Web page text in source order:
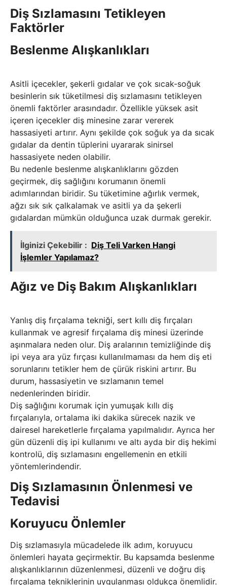
Diş Sızlamasını Tetikleyen
Faktörler
Beslenme Alışkanlıkları
Asitli içecekler, şekerli gıdalar ve çok sıcak-soğuk
besinlerin sık tüketilmesi diş sızlamasını tetikleyen
önemli faktörler arasındadır. Özellikle yüksek asit
içeren içecekler diş minesine zarar vererek
hassasiyeti artırır. Aynı şekilde çok soğuk ya da sıcak
gıdalar da dentin tüplerini uyararak sinirsel
hassasiyete neden olabilir.
Bu nedenle beslenme alışkanlıklarını gözden
geçirmek, diş sağlığını korumanın önemli
adımlarından biridir. Su tüketimine ağırlık vermek,
ağzı sık sık çalkalamak ve asitli ya da şekerli
gıdalardan mümkün olduğunca uzak durmak gerekir.
İlginizi Çekebilir : Diş Teli Varken Hangi
İşlemler Yapılamaz?
Ağız ve Diş Bakım Alışkanlıkları
Yanlış diş fırçalama tekniği, sert kıllı diş fırçaları
kullanmak ve agresif fırçalama diş minesi üzerinde
aşınmalara neden olur. Diş aralarının temizliğinde diş
ipi veya ara yüz fırçası kullanılmaması da hem diş eti
sorunlarını tetikler hem de çürük riskini artırır. Bu
durum, hassasiyetin ve sızlamanın temel
nedenlerinden biridir.
Diş sağlığını korumak için yumuşak kıllı diş
fırçalarıyla, ortalama iki dakika sürecek nazik ve
dairesel hareketlerle fırçalama yapılmalıdır. Ayrıca her
gün düzenli diş ipi kullanımı ve altı ayda bir diş hekimi
kontrolü, diş sızlamasını engellemenin en etkili
yöntemlerindendir.
Diş Sızlamasının Önlenmesi ve
Tedavisi
Koruyucu Önlemler
Diş sızlamasıyla mücadelede ilk adım, koruyucu
önlemleri hayata geçirmektir. Bu kapsamda beslenme
alışkanlıklarının düzenlenmesi, düzenli ve doğru diş
fırçalama tekniklerinin uygulanması oldukça önemlidir.